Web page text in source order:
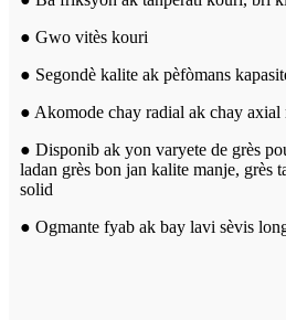
● Gwo vitès kouri
● Segondè kalite ak pèfòmans
● Akomode chay radial ak chay
● Disponib ak yon varyete de grès
ladan grès bon jan kalite manje,
solid
● Ogmante fyab ak bay lavi sèvis